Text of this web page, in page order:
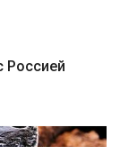
Россией